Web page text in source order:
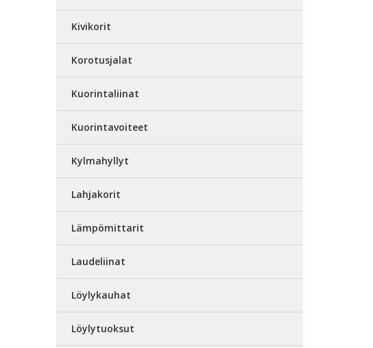
Kivikorit
Korotusjalat
Kuorintaliinat
Kuorintavoiteet
Kylmahyllyt
Lahjakorit
Lämpömittarit
Laudeliinat
Löylykauhat
Löylytuoksut